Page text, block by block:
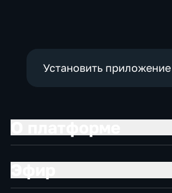
Установить